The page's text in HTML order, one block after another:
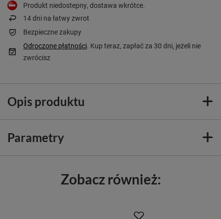
Produkt niedostepny, dostawa wkrótce
14dni na łatwy zwrot
Bezpieczne zakupy
Odroczone płatności. Kup teraz, zapłać za 30 dni, jeżeli nie
zwrócisz
Opis produktu
Parametry
Zobacz również: